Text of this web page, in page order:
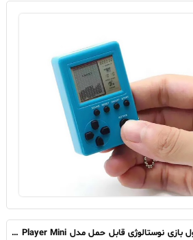
کنسول بازی نوستالوژی قابل حمل مدل Game Player Mini